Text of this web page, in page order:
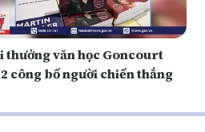
thưởng văn học Goncourt
công bố người chiến thắng